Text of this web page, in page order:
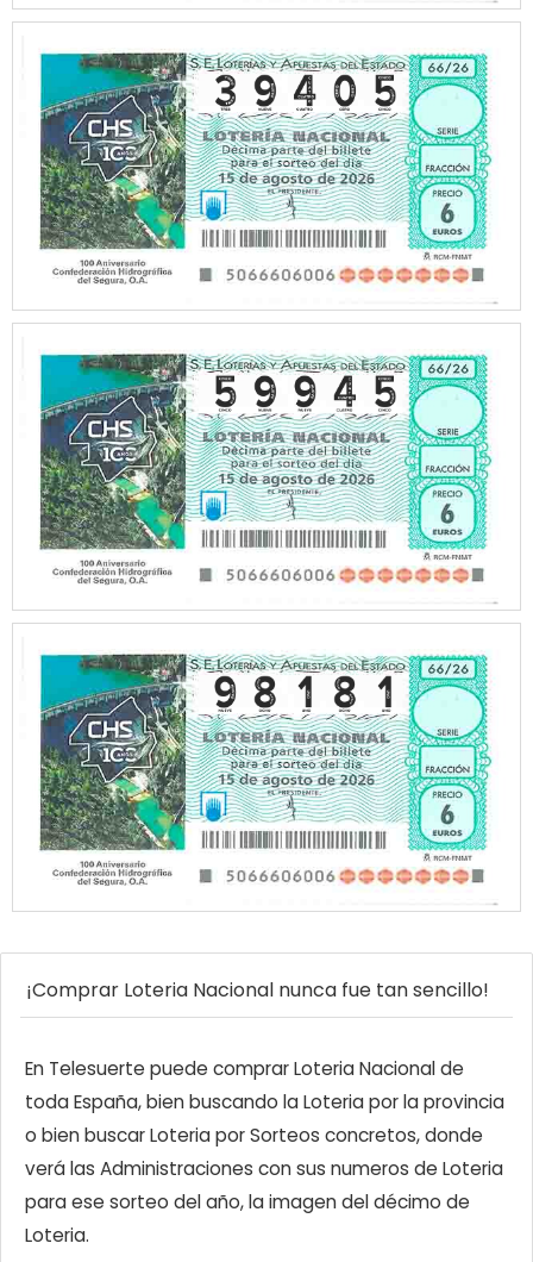
¡Comprar Loteria Nacional nunca fue tan sencillo!
En Telesuerte puede comprar Loteria Nacional de
toda España, bien buscando la Loteria por la provincia
o bien buscar Loteria por Sorteos concretos, donde
verá las Administraciones con sus numeros de Loteria
para ese sorteo del año, la imagen del décimo de
Loteria.